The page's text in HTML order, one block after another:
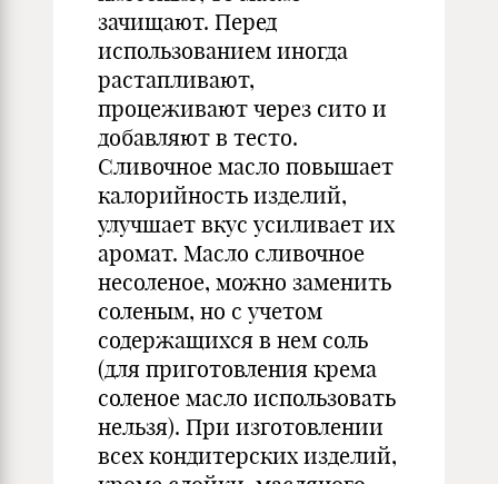
зачищают. Перед
использованием иногда
растапливают,
процеживают через сито и
добавляют в тесто.
Сливочное масло повышает
калорийность изделий,
улучшает вкус усиливает их
аромат. Масло сливочное
несоленое, можно заменить
соленым, но с учетом
содержащихся в нем соль
(для приготовления крема
соленое масло использовать
нельзя). При изготовлении
всех кондитерских изделий,